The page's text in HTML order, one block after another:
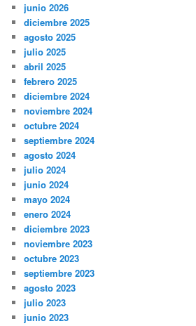
junio 2026
diciembre 2025
agosto 2025
julio 2025
abril 2025
febrero 2025
diciembre 2024
noviembre 2024
octubre 2024
septiembre 2024
agosto 2024
julio 2024
junio 2024
mayo 2024
enero 2024
diciembre 2023
noviembre 2023
octubre 2023
septiembre 2023
agosto 2023
julio 2023
junio 2023